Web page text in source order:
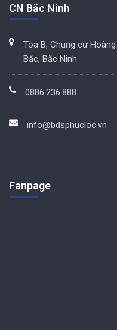
CN Bắc Ninh
Tòa B, Chung cư
Bắc, Bắc Ninh
0886.236.888
info@bdsphucloc.vn
Fanpage